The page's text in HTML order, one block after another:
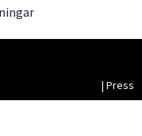
| Press